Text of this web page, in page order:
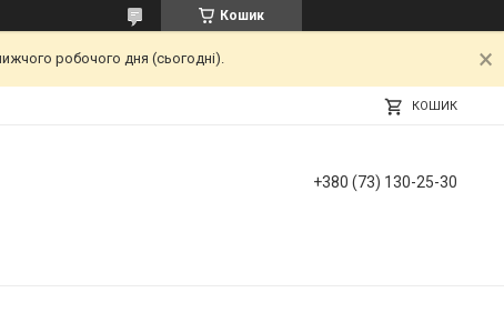
Кошик
робочого дня (сьогодні).
КОШИК
+380 (73) 130-25-30